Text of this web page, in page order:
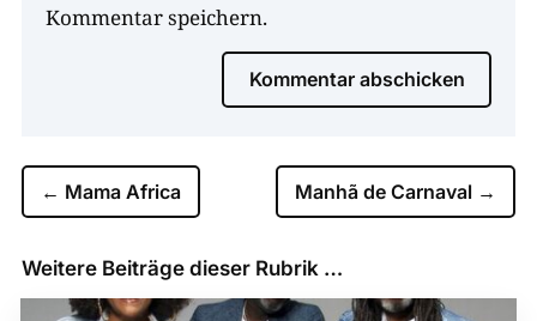
Kommentar speichern.
Kommentar abschicken
← Mama Africa Manhã de Carnaval →
Weitere Beiträge dieser Rubrik …